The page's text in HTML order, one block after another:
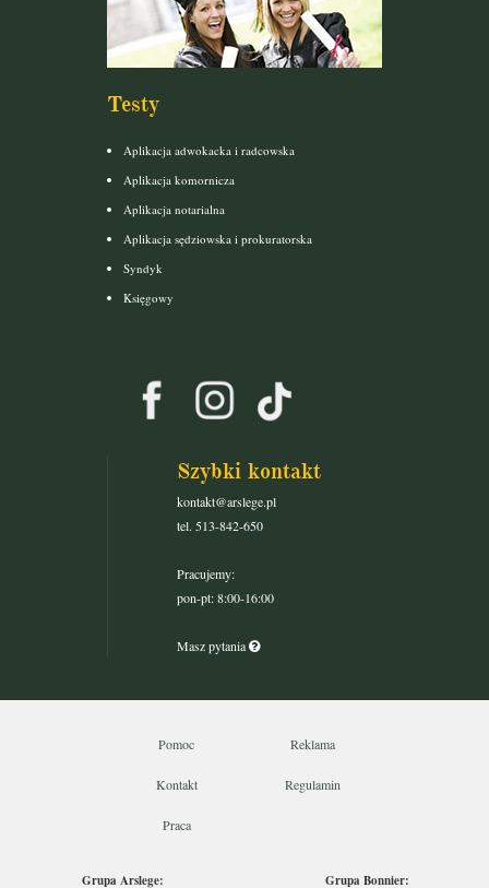
Testy
Aplikacja adwokacka i radcowska
Aplikacja komornicza
Aplikacja notarialna
Aplikacja sędziowska i prokuratorska
Syndyk
Księgowy
Szybki kontakt
kontakt@arslege.pl
tel. 513-842-650
Pracujemy:
pon-pt: 8:00-16:00
Masz pytania
Pomoc Reklama
Kontakt Regulamin
Praca
Grupa Arslege: Grupa Bonnier: